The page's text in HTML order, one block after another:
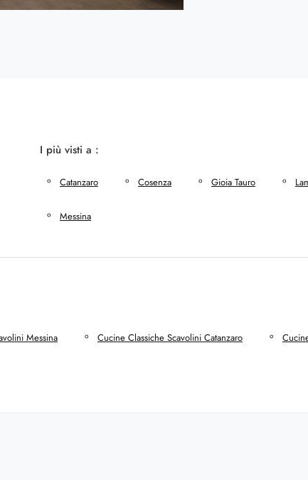
I più visti a :
Catanzaro Cosenza Gioia Tauro
Messina
Messina Cucine Classiche Scavolini Catanzaro